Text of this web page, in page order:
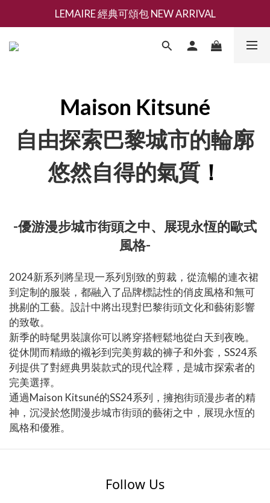
新會員募集現領抵用千元購物金
LEMAIRE 經典可頌包 NEW ARRIVAL
香氛 / 家居 / 餐廚 [ 全館折上兩件9折，三件享85折 】
Maison Kitsuné
自由探索巴黎城市的輪廓
悠然自得的氣質 ！
-優游漫步城市街頭之中、展現永恆的歐式
風格-
2024新系列將呈現一系列別致的剪裁，從流暢的連衣裙
到定制的服裝，都融入了品牌標誌性的俏皮風格和無可
挑剔的工藝。設計中將出現對巴黎街頭文化和藝術影響
的致敬。
新季的時髦男裝讓你可以將穿搭輕鬆地從白天到夜晚。
從休閒而精緻的襯衫到完美剪裁的褲子和外套，SS24系
列提供了對經典男裝款式的現代詮釋，是城市探索者的
完美選擇。
通過Maison Kitsuné的SS24系列，擁抱街頭漫步者的精
神，沉浸於悠閒漫步城市街頭的藝術之中，展現永恆的
風格和優雅。
Follow Us